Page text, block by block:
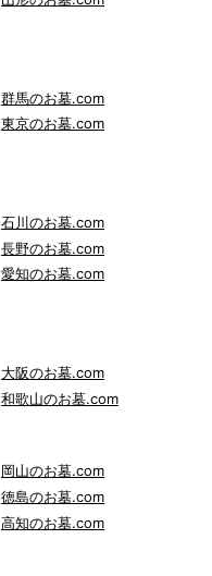
群馬のお墓.com
東京のお墓.com
石川のお墓.com
長野のお墓.com
愛知のお墓.com
大阪のお墓.com
和歌山のお墓.com
岡山のお墓.com
徳島のお墓.com
高知のお墓.com